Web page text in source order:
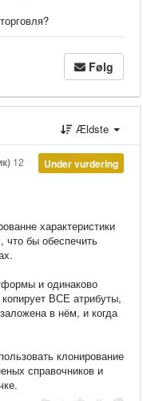
Følg
Ældste
Under vurdering
12
характеристики
что бы обеспечить
и одинаково
ВСЕ атрибуты,
в нём, и когда
клонирование
справочников и